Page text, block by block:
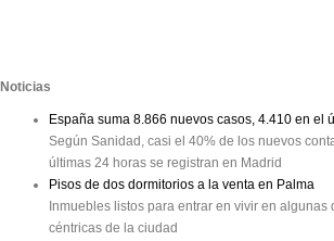
Noticias
España suma 8.866 nuevos casos, 4.410 en el
Según Sanidad, casi el 40% de los nuevos
últimas 24 horas se registran en Madrid
Pisos de dos dormitorios a la venta en Palma
Inmuebles listos para entrar en vivir en algunas
céntricas de la ciudad